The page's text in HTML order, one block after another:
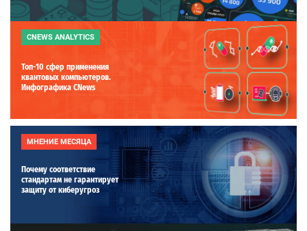
CNEWS ANALYTICS
Топ-10 сфер применения
квантовых компьютеров.
Инфографика CNews
МНЕНИЕ МЕСЯЦА
Почему соответствие
стандартам не гарантирует
защиту от киберугроз